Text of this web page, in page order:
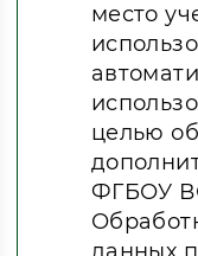
место
целью
ФГБОУ